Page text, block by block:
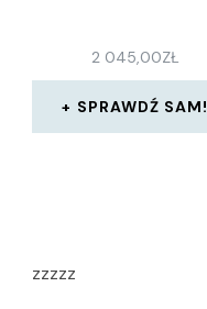
2 045,00ZŁ
SPRAWDŹ SAM!
zzzzz